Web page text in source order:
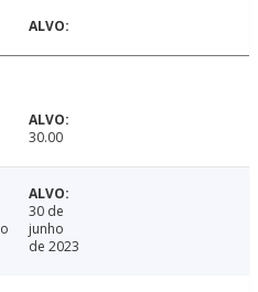
30.00
30 de
junho
de 2023